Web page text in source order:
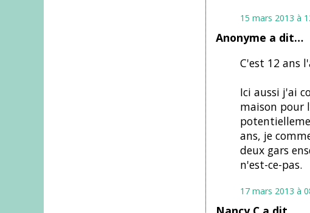
15 mars 2013 à
Anonyme a dit…
C'est 12 ans
Ici aussi j'ai
maison pour
ans, je
deux gars
n'est-ce-pas.
17 mars 2013 à